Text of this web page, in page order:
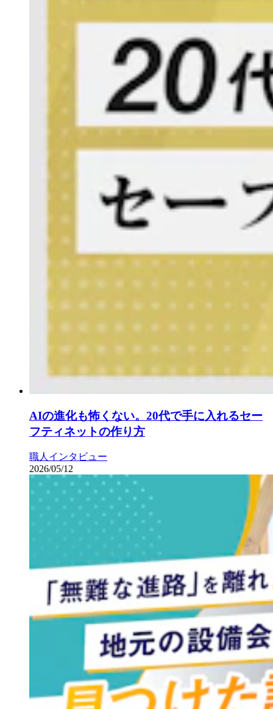
AIの進化も怖くない。20代で手に入れるセー
フティネットの作り方
職人インタビュー
2026/05/12